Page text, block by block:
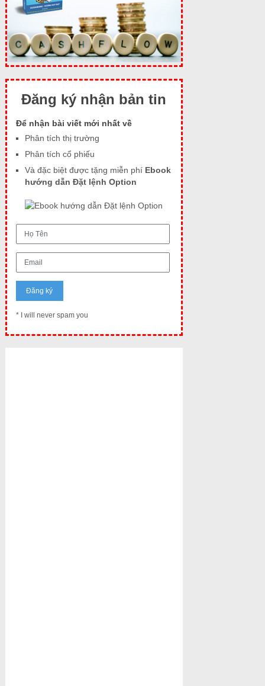
Đăng ký nhận bản tin
Để nhận bài viết mới nhất về
Phân tích thị trường
Phân tích cổ phiếu
Và đặc biệt được tặng miễn phí Ebook
hướng dẫn Đặt lệnh Option
* I will never spam you